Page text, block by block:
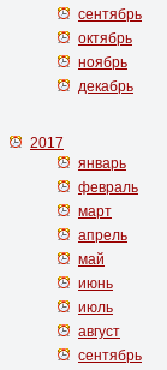
сентябрь
октябрь
ноябрь
декабрь
2017
январь
февраль
март
апрель
май
июнь
июль
август
сентябрь